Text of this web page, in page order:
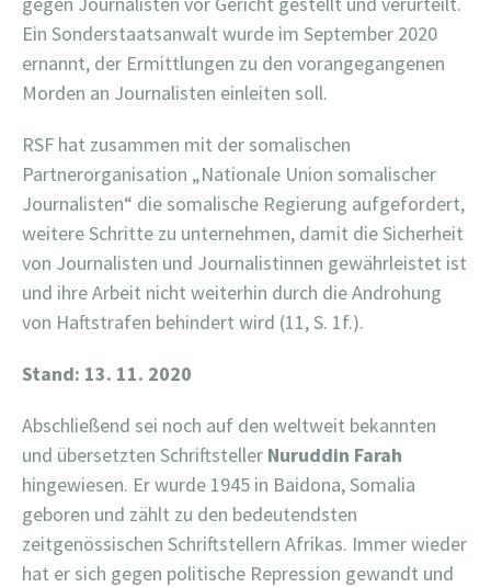
Ein Sonderstaatsanwalt wurde im September 2020
ernannt, der Ermittlungen zu den vorangegangenen
Morden an Journalisten einleiten soll.
RSF hat zusammen mit der somalischen
Partnerorganisation „Nationale Union somalischer
Journalisten“ die somalische Regierung aufgefordert,
weitere Schritte zu unternehmen, damit die Sicherheit
von Journalisten und Journalistinnen gewährleistet ist
und ihre Arbeit nicht weiterhin durch die Androhung
von Haftstrafen behindert wird (11, S. 1f.).
Stand: 13. 11. 2020
Abschließend sei noch auf den weltweit bekannten
und übersetzten Schriftsteller Nuruddin Farah
hingewiesen. Er wurde 1945 in Baidona, Somalia
geboren und zählt zu den bedeutendsten
zeitgenössischen Schriftstellern Afrikas. Immer wieder
hat er sich gegen politische Repression gewandt und